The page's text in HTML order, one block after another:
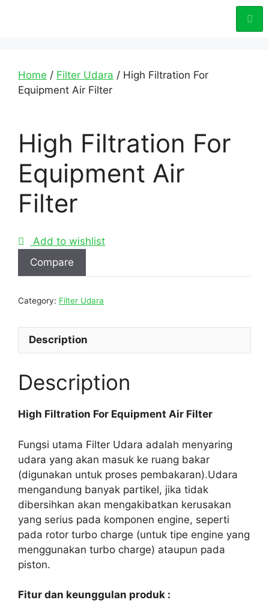
Home / Filter Udara / High Filtration For
Equipment Air Filter
High Filtration For
Equipment Air
Filter
Add to wishlist
Compare
Category: Filter Udara
Description
Description
High Filtration For Equipment Air Filter
Fungsi utama Filter Udara adalah menyaring
udara yang akan masuk ke ruang bakar
(digunakan untuk proses pembakaran).Udara
mengandung banyak partikel, jika tidak
dibersihkan akan mengakibatkan kerusakan
yang serius pada komponen engine, seperti
pada rotor turbo charge (untuk tipe engine yang
menggunakan turbo charge) ataupun pada
piston.
Fitur dan keunggulan produk :